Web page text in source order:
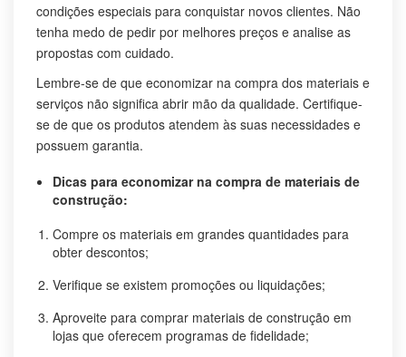
condições especiais para conquistar novos clientes. Não
tenha medo de pedir por melhores preços e analise as
propostas com cuidado.
Lembre-se de que economizar na compra dos materiais e
serviços não significa abrir mão da qualidade. Certifique-
se de que os produtos atendem às suas necessidades e
possuem garantia.
Dicas para economizar na compra de materiais de
construção:
Compre os materiais em grandes quantidades para
obter descontos;
Verifique se existem promoções ou liquidações;
Aproveite para comprar materiais de construção em
lojas que oferecem programas de fidelidade;